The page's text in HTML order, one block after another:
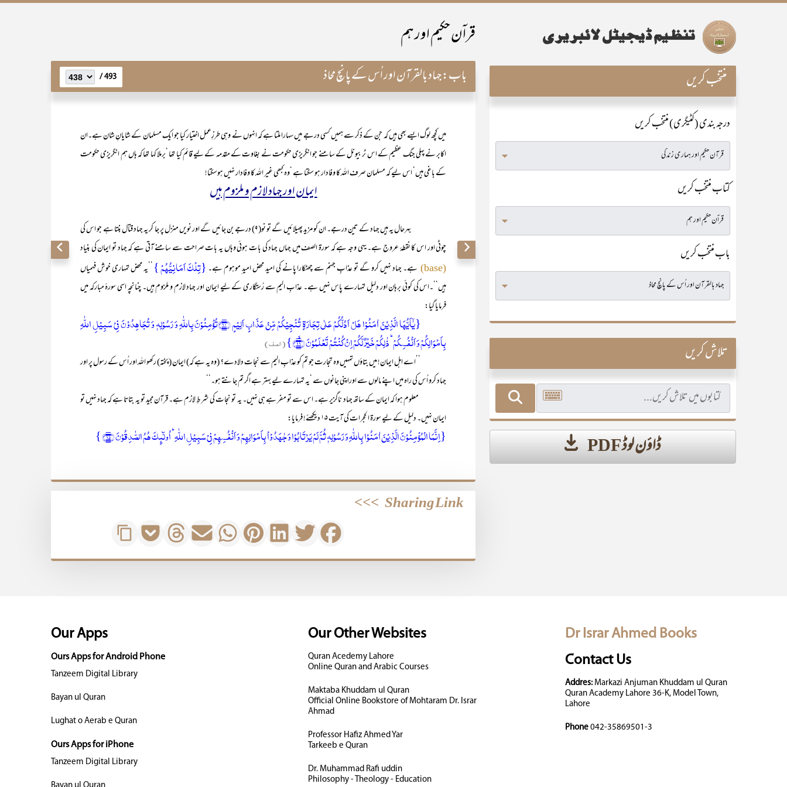
قراۤن حکیم اور ہم
باب:جہاد بالقرآن اور اُس کے پانچ محاذ 493 /
میں کچھ لوگ ایسے بھی ہیں کہ جن کے ذکر سے ہمیں کسی درجے میں سہارا ملتا ہے کہ انہوں نے وہی طرزِعمل اختیار کیا جو ایک مسلمان کے شایانِ شان ہے۔ان
اکابر نے پہلی جنگ عظیم کے اس ٹربیونل کے سامنے جو انگریزی حکومت نے بغاوت کے مقدمہ کے لیے قائم کیا تھا ‘برملا کہا تھا کہ ہاں ہم انگریزی حکومت
کے باغی ہیں‘ اس لیے کہ مسلمان صرف اللہ کا وفادار ہو سکتا ہے ‘وہ کبھی غیر اللہ کا وفادار نہیں ہوسکتا!
ایمان اور جہاد لازم و ملزوم ہیں
بہرحال یہ ہیں جہاد کے تین درجے۔ ان کو مزید پھیلائیں گے تو نو(۹) درجے بن جائیں گے اور نویں منزل پر جا کر یہ جہاد قتال بنتا ہے جو اس کی
چوٹی اور اس کا نقطۂ عروج ہے۔ یہی وجہ ہے کہ سورۃ الصف میں جہاں جہاد کی بات ہوئی وہاں یہ بات صراحت سے سامنے آتی ہے کہ جہاد تو ایمان کی بنیاد
(base) ہے۔ جہاد نہیں کرو گے تو عذابِ جہنم سے چھٹکارا پانے کی امید محض امید ِموہوم ہے۔{تِلۡکَ اَمَانِیُّہُمۡ } ’’یہ محض تمہاری خوش فہمیاں
ہیں‘‘۔اس کی کوئی برہان اور دلیل تمہارے پاس نہیں ہے۔ عذابِ الیم سے رُستگاری کے لیے ایمان اور جہاد لازم و ملزوم ہیں۔ چنانچہ اسی سورۂ مبارکہ میں
فرمایا گیا:
{یٰۤاَیُّہَا الَّذِیۡنَ اٰمَنُوۡا ہَلۡ اَدُلُّکُمۡ عَلٰی تِجَارَۃٍ تُنۡجِیۡکُمۡ مِّنۡ عَذَابٍ اَلِیۡمٍ ﴿۱۰﴾تُؤۡمِنُوۡنَ بِاللّٰہِ وَ رَسُوۡلِہٖ وَ تُجَاہِدُوۡنَ فِیۡ سَبِیۡلِ اللّٰہِ
بِاَمۡوَالِکُمۡ وَ اَنۡفُسِکُمۡ ؕ ذٰلِکُمۡ خَیۡرٌ لَّکُمۡ اِنۡ کُنۡتُمۡ تَعۡلَمُوۡنَ ﴿ۙ۱۱﴾}
(الصف)
’’اے اہل ایمان! میں بتاؤں تمہیں وہ تجارت جو تم کو عذابِ الیم سے نجات دلادے؟ (وہ یہ ہے کہ) ایمان (پختہ) رکھو اللہ اور اُس کے رسول پر اور
جہاد کرو اُس کی راہ میں اپنے مالوں سے اوراپنی جانوں سے ‘یہ تمہارے لیے بہتر ہے اگر تم جانتے ہو۔‘‘
معلوم ہوا کہ ایمان کے ساتھ جہاد ناگزیر ہے۔ اس سے تو مفر ہے ہی نہیں۔ یہ تو نجات کی شرطِ لازم ہے۔ قرآن مجید تو یہ بتاتا ہے کہ جہاد نہیں تو
ایمان نہیں۔ دلیل کے لیے سورۃ الحجرات کی آیت ۱۵ دیکھئے! فرمایا:
{اِنَّمَا الۡمُؤۡمِنُوۡنَ الَّذِیۡنَ اٰمَنُوۡا بِاللّٰہِ وَ رَسُوۡلِہٖ ثُمَّ لَمۡ یَرۡتَابُوۡا وَ جٰہَدُوۡاْ بِاَمۡوَالِہِمۡ وَ اَنۡفُسِہِمۡ فِیۡ سَبِیۡلِ اللّٰہِ ؕ اُولٰٓئِکَ ہُمُ الصّٰدِقُوۡنَ ﴿۱۵﴾ }
Sharing Link
>>>
منتخب کریں
درجہ بندی (کٹیگری) منتخب کریں
کتاب منتخب کریں
باب منتخب کریں
تلاش کریں
ڈاؤن لوڈ PDF
Dr Israr Ahmed Books
Contact Us
Addres:Markazi Anjuman Khuddam ul Quran
Quran Academy Lahore 36-K, Model Town,
Lahore
Phone 042-35869501-3
Our Other Websites
Quran Acedemy Lahore
Online Quran and Arabic Courses
Maktaba Khuddam ul Quran
Official Online Bookstore of Mohtaram Dr. Israr
Ahmad
Professor Hafiz Ahmed Yar
Tarkeeb e Quran
Dr. Muhammad Rafi uddin
Philosophy - Theology - Education
Our Apps
Ours Apps for Android Phone
Tanzeem Digital Library
Bayan ul Quran
Lughat o Aerab e Quran
Ours Apps for iPhone
Tanzeem Digital Library